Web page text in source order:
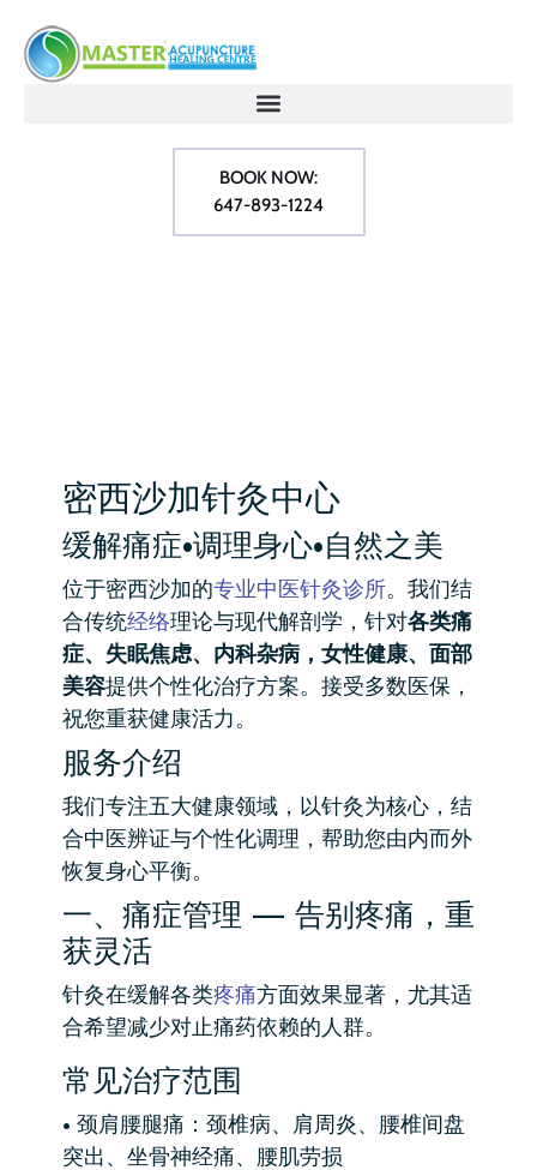
BOOK NOW:
647-893-1224
密西沙加针灸中心
缓解痛症•调理身心•自然之美
位于密西沙加的专业中医针灸诊所。我们结
合传统经络理论与现代解剖学，针对各类痛
症、失眠焦虑、内科杂病，女性健康、面部
美容提供个性化治疗方案。接受多数医保，
祝您重获健康活力。
服务介绍
我们专注五大健康领域，以针灸为核心，结
合中医辨证与个性化调理，帮助您由内而外
恢复身心平衡。
一、痛症管理 — 告别疼痛，重
获灵活
针灸在缓解各类疼痛方面效果显著，尤其适
合希望减少对止痛药依赖的人群。
常见治疗范围
• 颈肩腰腿痛：颈椎病、肩周炎、腰椎间盘
突出、坐骨神经痛、腰肌劳损